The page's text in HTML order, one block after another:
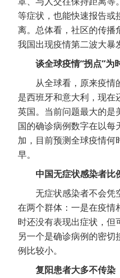
等症状，也能快速报告或
离。总体看，社区的传播
我国出现疫情第二波大暴
谈全球疫情“拐点”为
从全球看，原来疫情
是西班牙和意大利，现在
英国。当前问题最大的是
国的确诊病例数字在以每
加，目前预测全球疫情何
早。
中国无症状感染者比
无症状感染者不会凭
在两个群体：一是在疫情
时还没有表现出症状，但
另一个是确诊病例的密切
例比较小。
复阳患者大多不传染